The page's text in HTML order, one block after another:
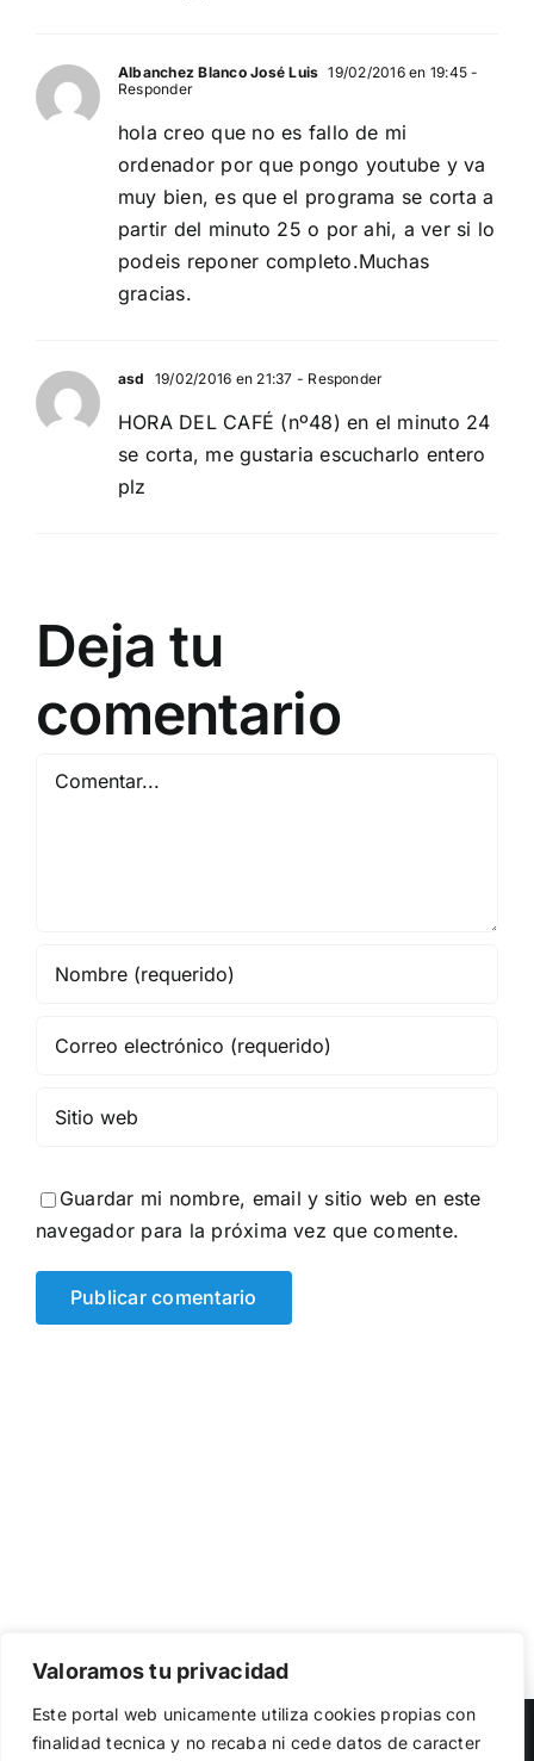
Valoramos tu privacidad
Este portal web unicamente utiliza cookies propias con
finalidad tecnica y no recaba ni cede datos de caracter
Albanchez Blanco José Luis 19/02/2016 en 19:45 -
Responder
hola creo que no es fallo de mi
ordenador por que pongo youtube y va
muy bien, es que el programa se corta a
partir del minuto 25 o por ahi, a ver si lo
podeis reponer completo.Muchas
gracias.
asd 19/02/2016 en 21:37 - Responder
HORA DEL CAFÉ (nº48) en el minuto 24
se corta, me gustaria escucharlo entero
plz
Deja tu
comentario
Guardar mi nombre, email y sitio web en este
navegador para la próxima vez que comente.
Copyright 2023 | Democracia Nacional | All Rights Reserved
el funcionamiento de la web, medir su uso y mejorar
nuestros servicios. Puede aceptar todas las cookies,